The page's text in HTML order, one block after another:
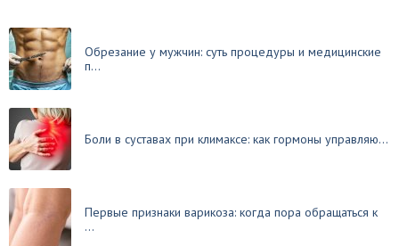
Обрезание у мужчин: суть процедуры и медицинские
п...
Боли в суставах при климаксе: как гормоны управляю...
Первые признаки варикоза: когда пора обращаться к
...